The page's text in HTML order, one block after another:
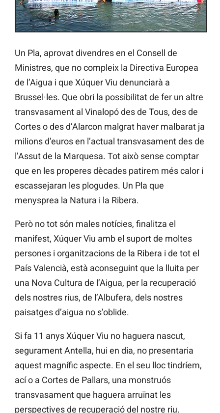
Un Pla, aprovat divendres en el Consell de
Ministres, que no compleix la Directiva Europea
de l’Aigua i que Xúquer Viu denunciarà a
Brussel·les. Que obri la possibilitat de fer un altre
transvasament al Vinalopó des de Tous, des de
Cortes o des d’Alarcon malgrat haver malbarat ja
milions d’euros en l’actual transvasament des de
l’Assut de la Marquesa. Tot això sense comptar
que en les properes dècades patirem més calor i
escassejaran les plogudes. Un Pla que
menysprea la Natura i la Ribera.
Però no tot són males notícies, finalitza el
manifest, Xúquer Viu amb el suport de moltes
persones i organitzacions de la Ribera i de tot el
País Valencià, està aconseguint que la lluita per
una Nova Cultura de l’Aigua, per la recuperació
dels nostres rius, de l’Albufera, dels nostres
paisatges d’aigua no s’oblide.
Si fa 11 anys Xúquer Viu no haguera nascut,
segurament Antella, hui en dia, no presentaria
aquest magnífic aspecte. En el seu lloc tindríem,
ací o a Cortes de Pallars, una monstruós
transvasament que haguera arruïnat les
perspectives de recuperació del nostre riu.